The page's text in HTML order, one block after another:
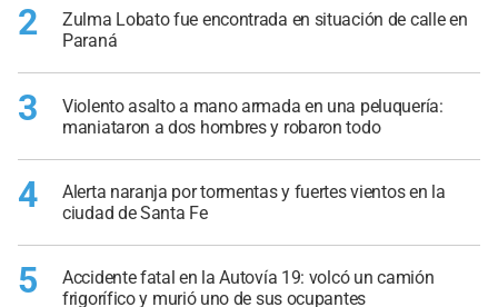
2
Zulma Lobato fue encontrada en situación de calle en
Paraná
3
Violento asalto a mano armada en una peluquería:
maniataron a dos hombres y robaron todo
4
Alerta naranja por tormentas y fuertes vientos en la
ciudad de Santa Fe
5
Accidente fatal en la Autovía 19: volcó un camión
frigorífico y murió uno de sus ocupantes